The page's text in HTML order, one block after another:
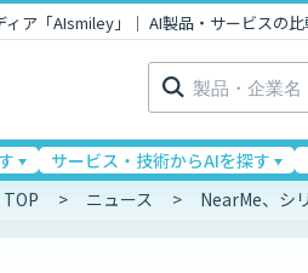
ア「AIsmiley」｜ AI製品・サービスの
検
索:
サービス・技術からAIを探す
ニュース NearMe、シ